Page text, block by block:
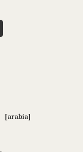
[arabia]